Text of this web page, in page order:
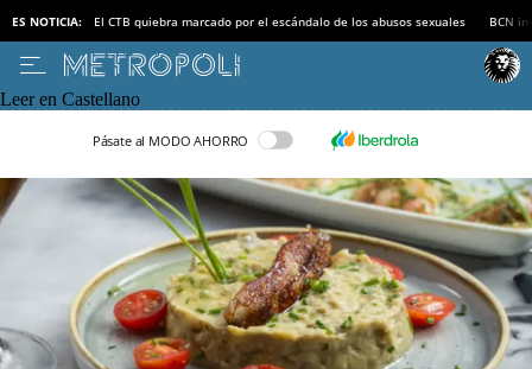
ES NOTICIA: El CTB quiebra marcado por el escándalo de los abusos sexuales BCN
Leer en Castellano
Pásate al MODO AHORRO